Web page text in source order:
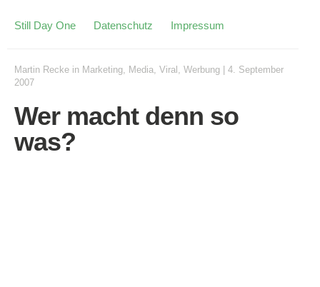
Still Day One Datenschutz Impressum
Martin Recke in Marketing, Media, Viral , Werbung
4. September
2007
Wer macht denn so
was?